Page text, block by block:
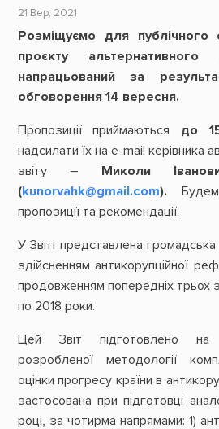
21 Вер, 2021
Розміщуємо для публічного
проєкту
напрацьований за
обговорення 14 вересня.
Пропозиції приймаються до
надсилати їх на e-mail керівника
звіту – Миколи
(kunorvahk@gmail.com).
пропозиції та рекомендації.
У Звіті представлена громадська
здійсненням антикорупційної
продовженням попередніх трьох
по 2018 роки.
Цей Звіт підготовлено на
розробленої методології
оцінки прогресу країни в
застосована при підготовці
році, за чотирма напрямами: 1)